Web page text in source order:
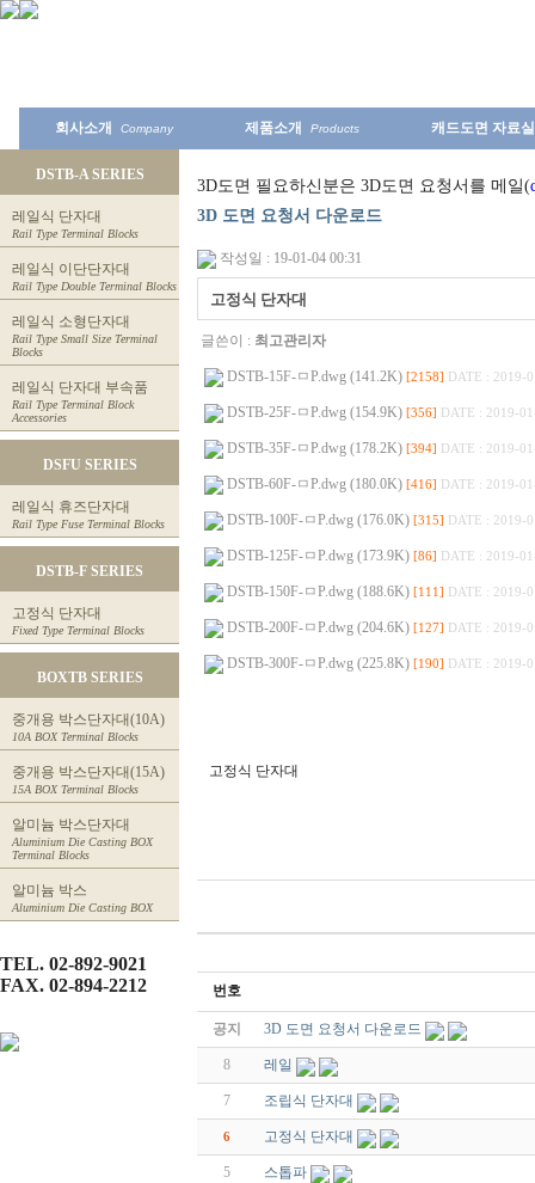
회사소개 Company 제품소개 Products 캐드도면 자료실
DSTB-A SERIES
레일식 단자대
Rail Type Terminal Blocks
레일식 이단단자대
Rail Type Double Terminal Blocks
레일식 소형단자대
Rail Type Small Size Terminal
Blocks
레일식 단자대 부속품
Rail Type Terminal Block
Accessories
DSFU SERIES
레일식 휴즈단자대
Rail Type Fuse Terminal Blocks
DSTB-F SERIES
고정식 단자대
Fixed Type Terminal Blocks
BOXTB SERIES
중개용 박스단자대(10A)
10A BOX Terminal Blocks
중개용 박스단자대(15A)
15A BOX Terminal Blocks
알미늄 박스단자대
Aluminium Die Casting BOX
Terminal Blocks
알미늄 박스
Aluminium Die Casting BOX
TEL. 02-892-9021
FAX. 02-894-2212
3D도면 필요하신분은 3D도면 요청서를 메일(
3D 도면 요청서 다운로드
작성일 : 19-01-04 00:31
고정식 단자대
글쓴이 : 최고관리자
DSTB-15F-ㅁP.dwg (141.2K) [2158] DATE : 2019-
DSTB-25F-ㅁP.dwg (154.9K) [356] DATE : 2019-
DSTB-35F-ㅁP.dwg (178.2K) [394] DATE : 2019-
DSTB-60F-ㅁP.dwg (180.0K) [416] DATE : 2019-
DSTB-100F-ㅁP.dwg (176.0K) [315] DATE : 2019-
DSTB-125F-ㅁP.dwg (173.9K) [86] DATE : 2019-
DSTB-150F-ㅁP.dwg (188.6K) [111] DATE : 2019-
DSTB-200F-ㅁP.dwg (204.6K) [127] DATE : 2019-
DSTB-300F-ㅁP.dwg (225.8K) [190] DATE : 2019-
고정식 단자대
번호
공지 3D 도면 요청서 다운로드
8 레일
7 조립식 단자대
6 고정식 단자대
5 스톱파